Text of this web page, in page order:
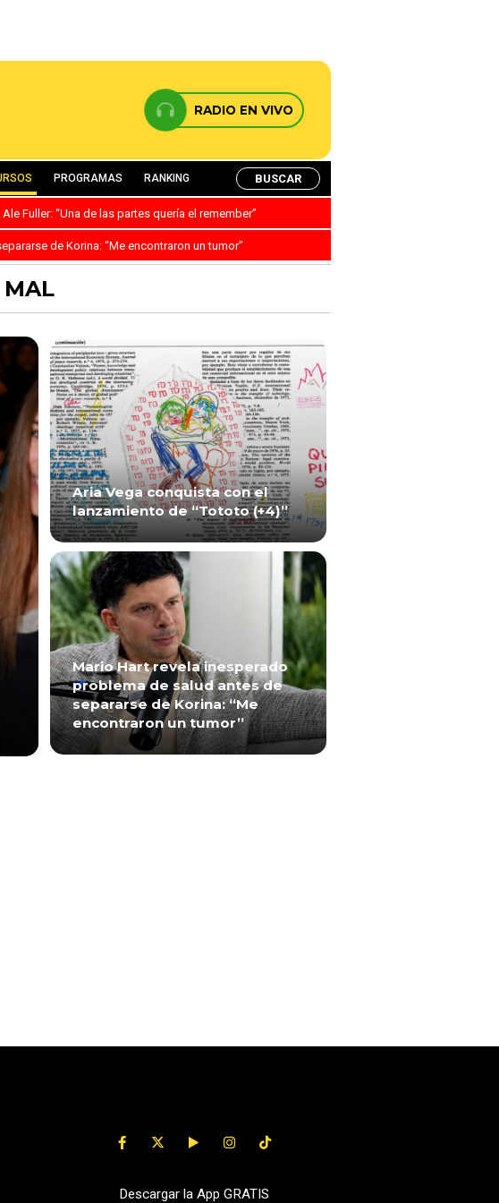
RADIO EN VIVO
PROGRAMAS RANKING BUSCAR
Fuller: “Una de las partes quería el remember”
de Korina: “Me encontraron un tumor”
MAL
Aria Vega conquista con el
lanzamiento de “Tototo (+4)”
Mario Hart revela inesperado
problema de salud antes de
separarse de Korina: “Me
encontraron un tumor”
Descargar la App GRATIS